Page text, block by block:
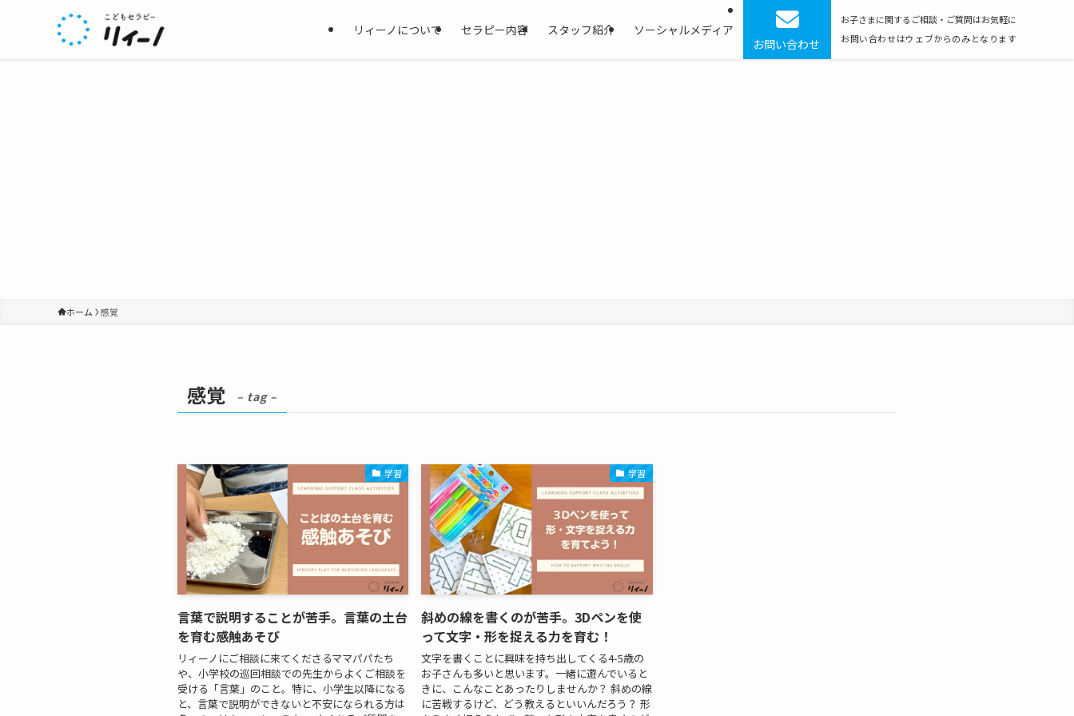
リィーノについて セラピー内容 スタッフ紹介
ソーシャルメディア
お問い合わせ
お子さまに関するご相談・ご質問はお気軽に
お問い合わせはウェブからのみとなります
ホーム 感覚
感覚 – tag –
学習
言葉で説明することが苦手。言葉の土台
を育む感触あそび
リィーノにご相談に来てくださるママパパたち
や、小学校の巡回相談での先生からよくご相談を
受ける「言葉」のこと。特に、小学生以降になる
と、言葉で説明ができないと不安になられる方は
学習
斜めの線を書くのが苦手。3Dペンを使
って文字・形を捉える力を育む！
文字を書くことに興味を持ち出してくる4-5歳の
お子さんも多いと思います。一緒に遊んでいると
きに、こんなことあったりしませんか？ 斜めの線
に苦戦するけど、どう教えるといいんだろう？ 形